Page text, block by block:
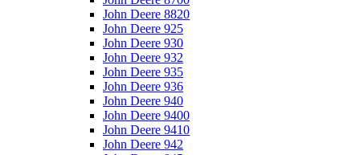
John Deere 8820
John Deere 925
John Deere 930
John Deere 932
John Deere 935
John Deere 936
John Deere 940
John Deere 9400
John Deere 9410
John Deere 942